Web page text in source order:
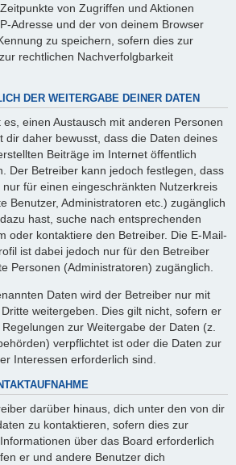
von Zugriffen und Aktionen
Adresse und der von deinem Browser
zu speichern, sofern dies zur
rechtlichen Nachverfolgbarkeit
DER WEITERGABE DEINER DATEN
einen Austausch mit anderen Personen
dir daher bewusst, dass die Daten deines
Beiträge im Internet öffentlich
Der Betreiber kann jedoch festlegen, dass
für einen eingeschränkten Nutzerkreis
Benutzer, Administratoren etc.) zugänglich
hast, suche nach entsprechenden
oder kontaktiere den Betreiber. Die E-Mail-
ist dabei jedoch nur für den Betreiber
Personen (Administratoren) zugänglich.
Daten wird der Betreiber nur mit
weitergeben. Dies gilt nicht, sofern er
zur Weitergabe der Daten (z.
verpflichtet ist oder die Daten zur
Interessen erforderlich sind.
darüber hinaus, dich unter den von dir
zu kontaktieren, sofern dies zur
über das Board erforderlich
er und andere Benutzer dich